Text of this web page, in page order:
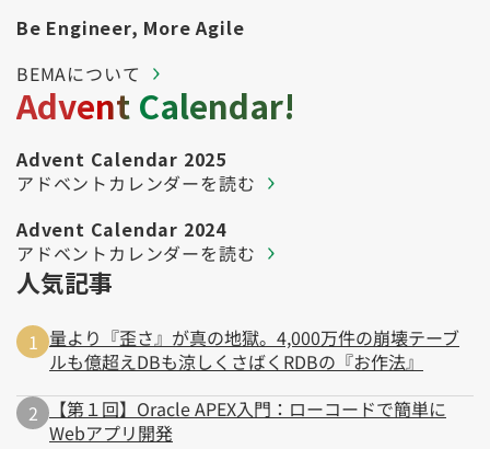
Be Engineer, More Agile
BEMAについて
Advent Calendar!
Advent Calendar 2025
アドベントカレンダーを読む
Advent Calendar 2024
アドベントカレンダーを読む
人気記事
量より『歪さ』が真の地獄。4,000万件の崩壊テーブ
ルも億超えDBも涼しくさばくRDBの『お作法』
【第１回】Oracle APEX入門：ローコードで簡単に
Webアプリ開発